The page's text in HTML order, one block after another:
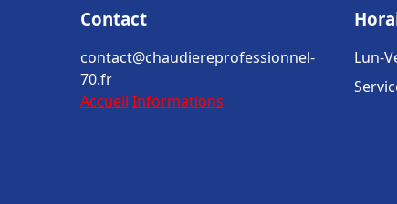
Contact
contact@chaudiereprofessionnel-
70.fr
Accueil Informations
Lun-